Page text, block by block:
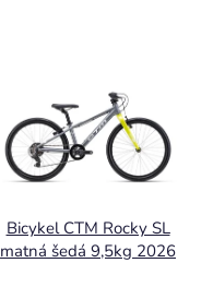
Bicykel CTM Rocky SL
matná šedá 9,5kg 2026